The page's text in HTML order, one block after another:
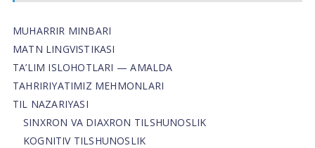
MUHARRIR MINBARI
MATN LINGVISTIKASI
TA’LIM ISLOHOTLARI — AMALDA
TAHRIRIYATIMIZ MEHMONLARI
TIL NAZARIYASI
SINXRON VA DIAXRON TILSHUNOSLIK
KOGNITIV TILSHUNOSLIK